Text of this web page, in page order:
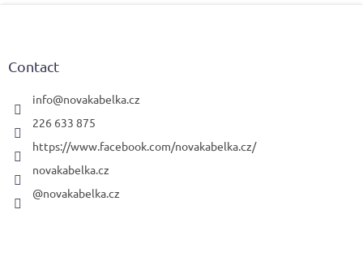
Contact
info@novakabelka.cz
226 633 875
https://www.facebook.com/novakabelka.cz/
novakabelka.cz
@novakabelka.cz